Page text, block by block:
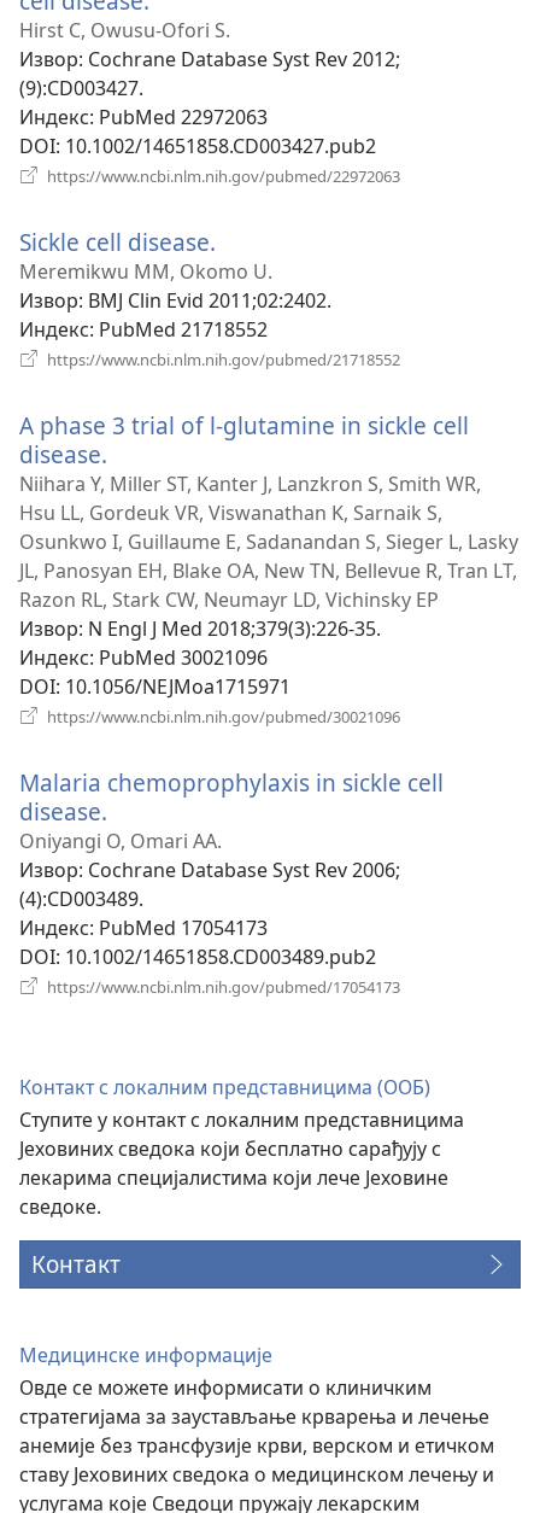
нови
прозор)
Hirst C, Owusu-Ofori S.
Извор‎: Cochrane Database Syst Rev 2012;
(9):CD003427.
Индекс‎: PubMed 22972063
DOI‎: 10.1002/14651858.CD003427.pub2
https://www.ncbi.nlm.nih.gov/pubmed/22972063
Sickle cell disease.
нови
прозор)
Meremikwu MM, Okomo U.
Извор‎: BMJ Clin Evid 2011;02:2402.
Индекс‎: PubMed 21718552
https://www.ncbi.nlm.nih.gov/pubmed/21718552
A phase 3 trial of l-glutamine in sickle cell
disease.
нови
прозор)
Niihara Y, Miller ST, Kanter J, Lanzkron S, Smith WR,
Hsu LL, Gordeuk VR, Viswanathan K, Sarnaik S,
Osunkwo I, Guillaume E, Sadanandan S, Sieger L, Lasky
JL, Panosyan EH, Blake OA, New TN, Bellevue R, Tran LT,
Razon RL, Stark CW, Neumayr LD, Vichinsky EP
Извор‎: N Engl J Med 2018;379(3):226-35.
Индекс‎: PubMed 30021096
DOI‎: 10.1056/NEJMoa1715971
https://www.ncbi.nlm.nih.gov/pubmed/30021096
Malaria chemoprophylaxis in sickle cell
disease.
нови
прозор)
Oniyangi O, Omari AA.
Извор‎: Cochrane Database Syst Rev 2006;
(4):CD003489.
Индекс‎: PubMed 17054173
DOI‎: 10.1002/14651858.CD003489.pub2
https://www.ncbi.nlm.nih.gov/pubmed/17054173
Контакт с локалним представницима (ООБ)
Ступите у контакт с локалним представницима
Јеховиних сведока који бесплатно сарађују с
лекарима специјалистима који лече Јеховине
сведоке.
Контакт
Медицинске информације
Овде се можете информисати о клиничким
стратегијама за заустављање крварења и лечење
анемије без трансфузије крви, верском и етичком
ставу Јеховиних сведока о медицинском лечењу и
услугама које Сведоци пружају лекарским